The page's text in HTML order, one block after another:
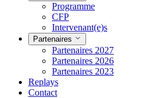
Programme
CFP
Intervenant(e)s
Partenaires
Partenaires 2027
Partenaires 2026
Partenaires 2023
Replays
Contact